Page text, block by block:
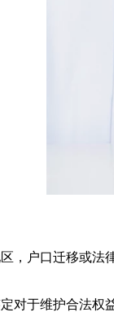
，户口迁移或
对于维护合法